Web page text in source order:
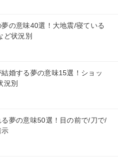
夢の意味40選！大地震/寝ている
ど状況別
結婚する夢の意味15選！ショッ
況別
る夢の意味50選！目の前で/刀で/
示